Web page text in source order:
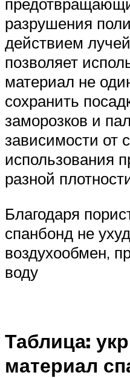
разрушения
действием
позволяет
материал не
сохранить
заморозков и
зависимости от
использования
разной
Благодаря
спанбонд не
воздухообмен,
воду
Таблица:
материал